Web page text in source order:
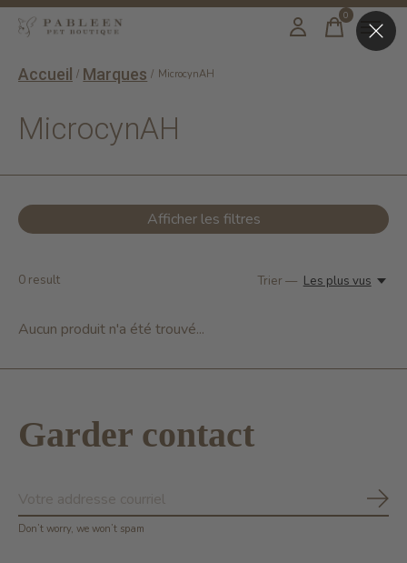
0items
Accueil / Marques / MicrocynAH
MicrocynAH
Afficher les filtres
0 result Trier — Les plus vus
Aucun produit n'a été trouvé...
Garder contact
Don’t worry, we won’t spam